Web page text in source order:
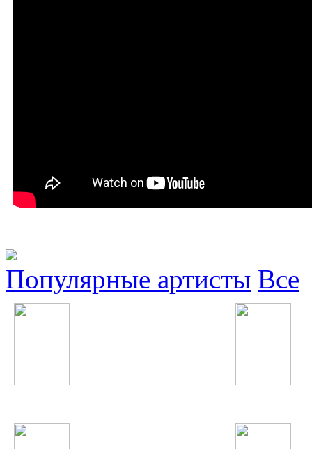
Популярные артисты Все